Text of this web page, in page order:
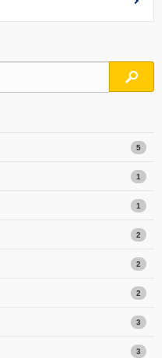
検索
5
1
1
2
2
2
3
3